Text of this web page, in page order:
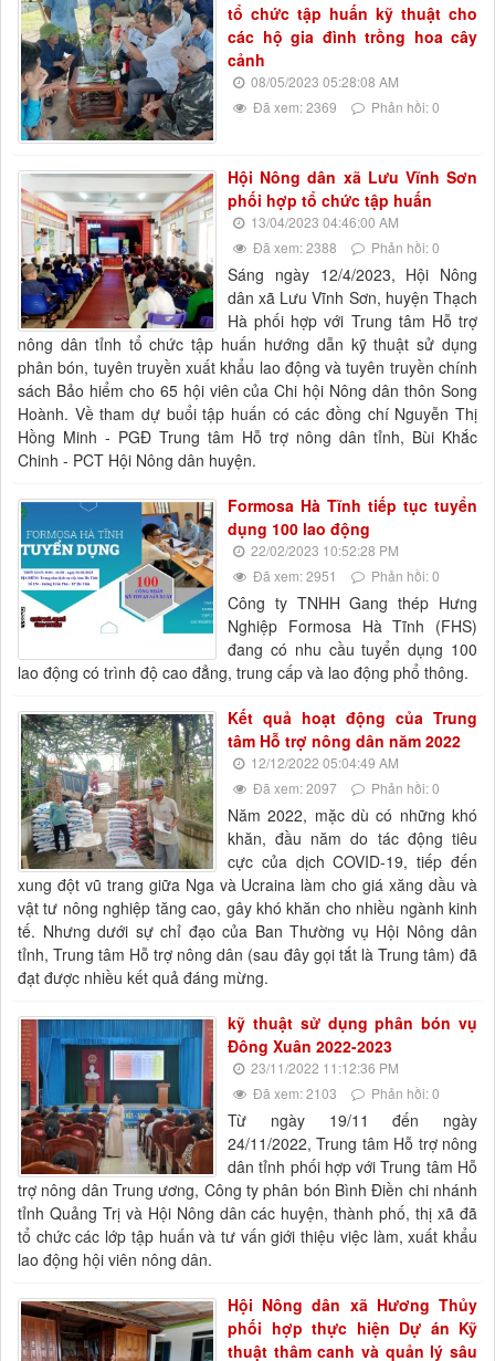
tổ chức tập huấn kỹ thuật cho
các hộ gia đình trồng hoa cây
cảnh
08/05/2023 05:28:08 AM
Đã xem: 2369
Phản hồi: 0
Hội Nông dân xã Lưu Vĩnh Sơn
phối hợp tổ chức tập huấn
13/04/2023 04:46:00 AM
Đã xem: 2388
Phản hồi: 0
Sáng ngày 12/4/2023, Hội Nông
dân xã Lưu Vĩnh Sơn, huyện Thạch
Hà phối hợp với Trung tâm Hỗ trợ
nông dân tỉnh tổ chức tập huấn hướng dẫn kỹ thuật sử dụng
phân bón, tuyên truyền xuất khẩu lao động và tuyên truyền chính
sách Bảo hiểm cho 65 hội viên của Chi hội Nông dân thôn Song
Hoành. Về tham dự buổi tập huấn có các đồng chí Nguyễn Thị
Hồng Minh - PGĐ Trung tâm Hỗ trợ nông dân tỉnh, Bùi Khắc
Chinh - PCT Hội Nông dân huyện.
Formosa Hà Tĩnh tiếp tục tuyển
dụng 100 lao động
22/02/2023 10:52:28 PM
Đã xem: 2951
Phản hồi: 0
Công ty TNHH Gang thép Hưng
Nghiệp Formosa Hà Tĩnh (FHS)
đang có nhu cầu tuyển dụng 100
lao động có trình độ cao đẳng, trung cấp và lao động phổ thông.
Kết quả hoạt động của Trung
tâm Hỗ trợ nông dân năm 2022
12/12/2022 05:04:49 AM
Đã xem: 2097
Phản hồi: 0
Năm 2022, mặc dù có những khó
khăn, đầu năm do tác động tiêu
cực của dịch COVID-19, tiếp đến
xung đột vũ trang giữa Nga và Ucraina làm cho giá xăng dầu và
vật tư nông nghiệp tăng cao, gây khó khăn cho nhiều ngành kinh
tế. Nhưng dưới sự chỉ đạo của Ban Thường vụ Hội Nông dân
tỉnh, Trung tâm Hỗ trợ nông dân (sau đây gọi tắt là Trung tâm) đã
đạt được nhiều kết quả đáng mừng.
kỹ thuật sử dụng phân bón vụ
Đông Xuân 2022-2023
23/11/2022 11:12:36 PM
Đã xem: 2103
Phản hồi: 0
Từ ngày 19/11 đến ngày
24/11/2022, Trung tâm Hỗ trợ nông
dân tỉnh phối hợp với Trung tâm Hỗ
trợ nông dân Trung ương, Công ty phân bón Bình Điền chi nhánh
tỉnh Quảng Trị và Hội Nông dân các huyện, thành phố, thị xã đã
tổ chức các lớp tập huấn và tư vấn giới thiệu việc làm, xuất khẩu
lao động hội viên nông dân.
Hội Nông dân xã Hương Thủy
phối hợp thực hiện Dự án Kỹ
thuật thâm canh và quản lý sâu